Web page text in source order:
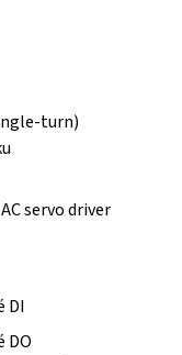
turn)
servo driver
DI
DO